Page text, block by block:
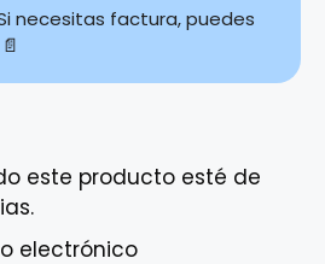
necesitas factura, puedes
📄
este producto esté de
electrónico